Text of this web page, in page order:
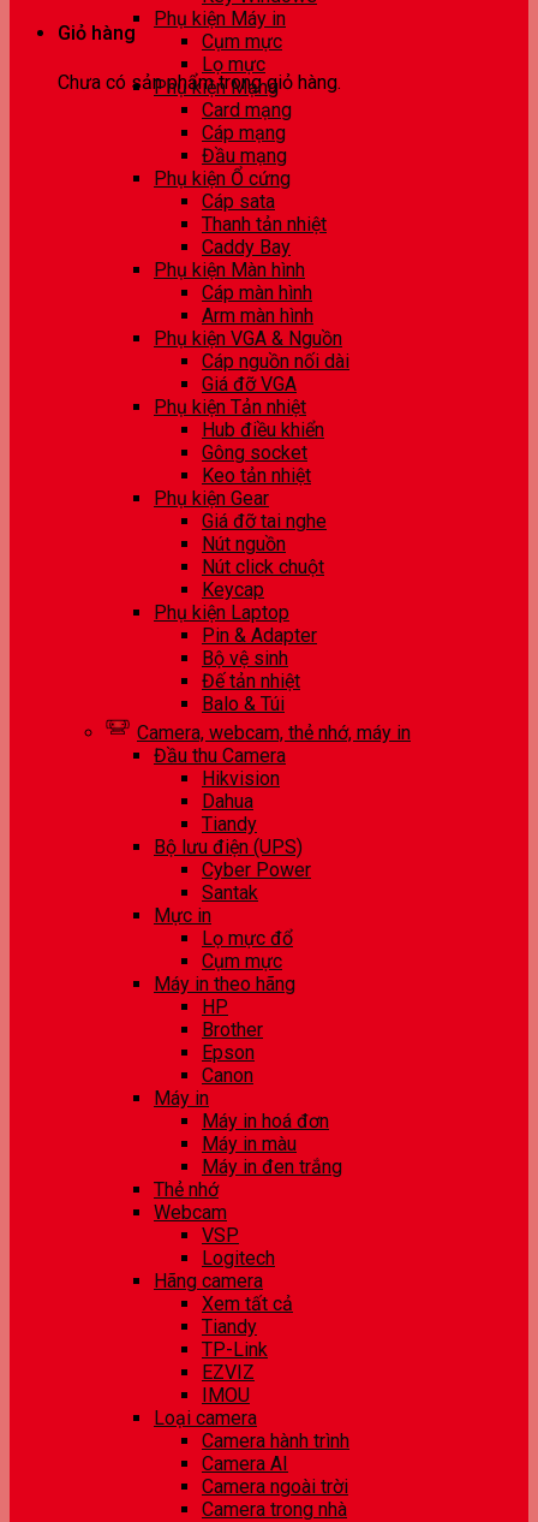
Giỏ hàng
Chưa có sản phẩm trong giỏ hàng.
Phụ kiện Máy in
Cụm mực
Lọ mực
Phụ kiện Mạng
Card mạng
Cáp mạng
Đầu mạng
Phụ kiện Ổ cứng
Cáp sata
Thanh tản nhiệt
Caddy Bay
Phụ kiện Màn hình
Cáp màn hình
Arm màn hình
Phụ kiện VGA & Nguồn
Cáp nguồn nối dài
Giá đỡ VGA
Phụ kiện Tản nhiệt
Hub điều khiển
Gông socket
Keo tản nhiệt
Phụ kiện Gear
Giá đỡ tai nghe
Nút nguồn
Nút click chuột
Keycap
Phụ kiện Laptop
Pin & Adapter
Bộ vệ sinh
Đế tản nhiệt
Balo & Túi
Camera, webcam, thẻ nhớ, máy in
Đầu thu Camera
Hikvision
Dahua
Tiandy
Bộ lưu điện (UPS)
Cyber Power
Santak
Mực in
Lọ mực đổ
Cụm mực
Máy in theo hãng
HP
Brother
Epson
Canon
Máy in
Máy in hoá đơn
Máy in màu
Máy in đen trắng
Thẻ nhớ
Webcam
VSP
Logitech
Hãng camera
Xem tất cả
Tiandy
TP-Link
EZVIZ
IMOU
Loại camera
Camera hành trình
Camera AI
Camera ngoài trời
Camera trong nhà